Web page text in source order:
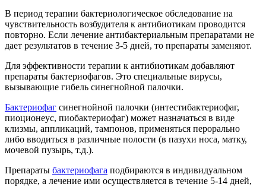
В период терапии бактериологическое обследование на
чувствительность возбудителя к антибиотикам проводится
повторно. Если лечение антибактериальным препаратами не
дает результатов в течение 3-5 дней, то препараты заменяют.
Для эффективности терапии к антибиотикам добавляют
препараты бактериофагов. Это специальные вирусы,
вызывающие гибель синегнойной палочки.
Бактериофаг синегнойной палочки (интестибактериофаг,
пиоционеус, пиобактериофаг) может назначаться в виде
клизмы, аппликаций, тампонов, применяться перорально
либо вводиться в различные полости (в пазухи носа, матку,
мочевой пузырь, т.д.).
Препараты бактериофага подбираются в индивидуальном
порядке, а лечение ими осуществляется в течение 5-14 дней,